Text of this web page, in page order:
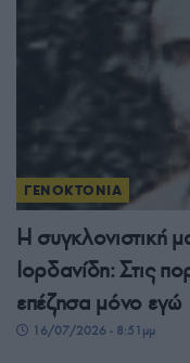
ΓΕΝΟΚΤΟΝΙΑ
Η συγκλονιστική
Ιορδανίδη: Στις
επέζησα μόνο εγώ
16/07/2026 - 8:51μμ